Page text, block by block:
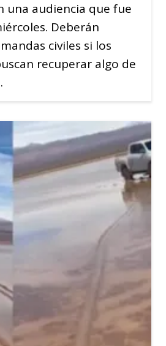
una audiencia que fue
Deberán
civiles si los
recuperar algo de